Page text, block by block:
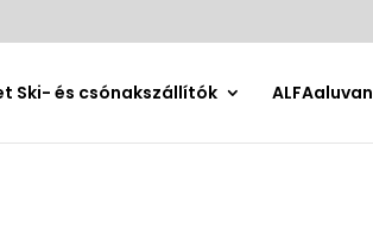
Ski- és csónakszállítók ALFAaluvan